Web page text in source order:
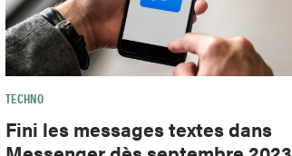
TECHNO
Fini les messages textes dans